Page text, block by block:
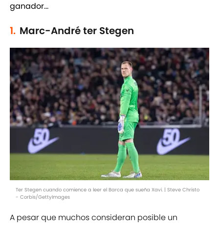
ganador...
1. Marc-André ter Stegen
Ter Stegen cuando comience a leer el Barca que sueña Xavi. | Steve Christo
- Corbis/GettyImages
A pesar que muchos consideran posible un